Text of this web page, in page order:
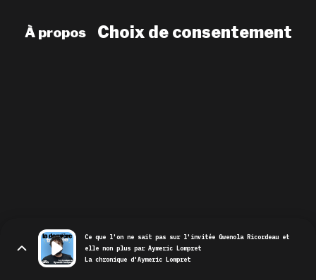
À propos Choix de consentement
Ce que l'on ne sait pas sur l'invitée Gwenola Ricordeau et
elle non plus par Aymeric Lompret
La chronique d'Aymeric Lompret